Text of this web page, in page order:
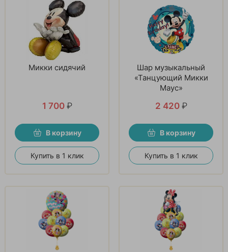
Микки сидячий
1 700 ₽
В корзину
Купить в 1 клик
Шар музыкальный
«Танцующий Микки
Маус»
2 420 ₽
В корзину
Купить в 1 клик